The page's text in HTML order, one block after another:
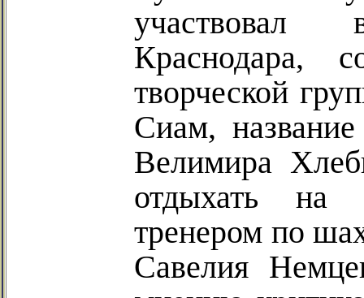
участвовал
Краснодара,
творческой
Сиам,
Велимира
отдыхать на
тренером по
Савелия